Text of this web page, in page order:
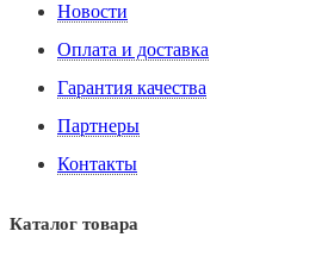
Новости
Оплата и доставка
Гарантия качества
Партнеры
Контакты
Каталог товара